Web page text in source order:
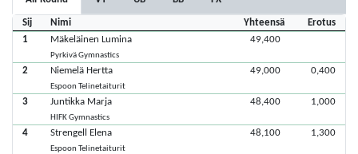
Sij Nimi Yhteensä
Erotus
1
Mäkeläinen Lumina
Pyrkivä Gymnastics
49,400
2 Niemelä Hertta
Espoon Telinetaiturit
49,000 0,400
3 Juntikka Marja
HIFK Gymnastics
48,400 1,000
4 Strengell Elena
Espoon Telinetaiturit
48,100 1,300